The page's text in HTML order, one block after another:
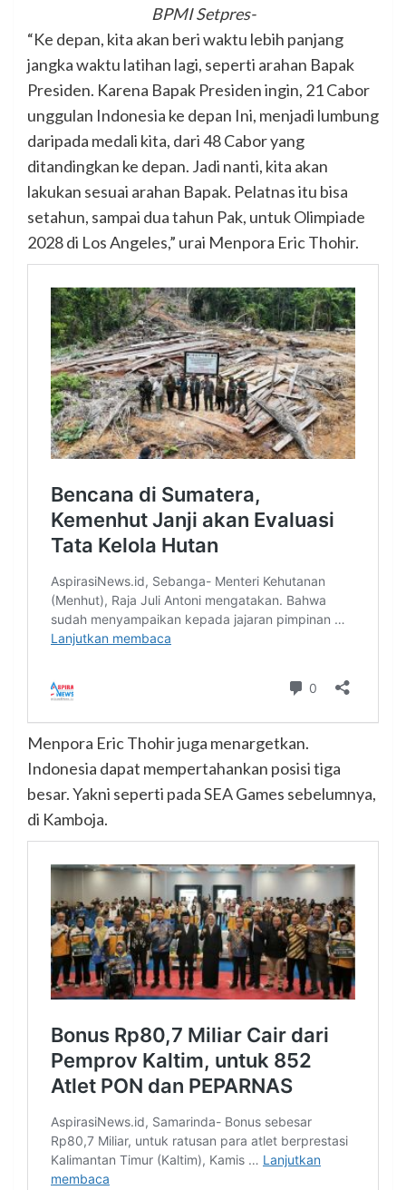
BPMI Setpres-
“Ke depan, kita akan beri waktu lebih panjang
jangka waktu latihan lagi, seperti arahan Bapak
Presiden. Karena Bapak Presiden ingin, 21 Cabor
unggulan Indonesia ke depan Ini, menjadi lumbung
daripada medali kita, dari 48 Cabor yang
ditandingkan ke depan. Jadi nanti, kita akan
lakukan sesuai arahan Bapak. Pelatnas itu bisa
setahun, sampai dua tahun Pak, untuk Olimpiade
2028 di Los Angeles,” urai Menpora Eric Thohir.
Menpora Eric Thohir juga menargetkan.
Indonesia dapat mempertahankan posisi tiga
besar. Yakni seperti pada SEA Games sebelumnya,
di Kamboja.